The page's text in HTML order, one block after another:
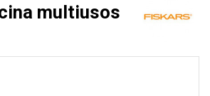
multiusos